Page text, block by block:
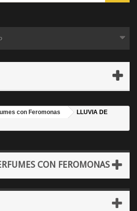
con Feromonas
LLUVIA DE
CON FEROMONAS